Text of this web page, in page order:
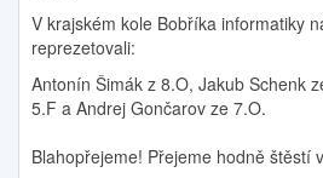
V krajském kole Bobříka informatiky
reprezetovali:
Antonín Šimák z 8.O, Jakub Schenk
5.F a Andrej Gončarov ze 7.O.
Blahopřejeme! Přejeme hodně štěstí